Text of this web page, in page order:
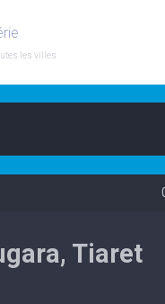
les villes
Tiaret